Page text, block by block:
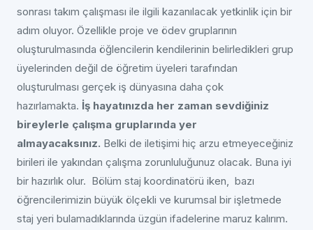
sonrası takım çalışması ile ilgili kazanılacak yetkinlik için bir
adım oluyor. Özellikle proje ve ödev gruplarının
oluşturulmasında öğlencilerin kendilerinin belirledikleri grup
üyelerinden değil de öğretim üyeleri tarafından
oluşturulması gerçek iş dünyasına daha çok
hazırlamakta. İş hayatınızda her zaman sevdiğiniz
bireylerle çalışma gruplarında yer
almayacaksınız. Belki de iletişimi hiç arzu etmeyeceğiniz
birileri ile yakından çalışma zorunluluğunuz olacak. Buna iyi
bir hazırlık olur. Bölüm staj koordinatörü iken, bazı
öğrencilerimizin büyük ölçekli ve kurumsal bir işletmede
staj yeri bulamadıklarında üzgün ifadelerine maruz kalırım.